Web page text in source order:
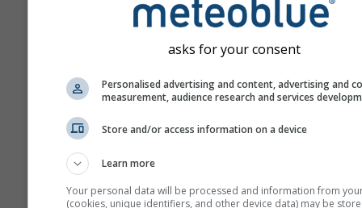
Ricevi avvisi meteo via e-mail
gratuitamente.
essere cancellata in ogni
asks for your consent
Personalised advertising and content, advertising and
measurement, audience research and services
Store and/or access information on a device
Learn more
Your personal data will be processed and information from
(cookies, unique identifiers, and other device data) may be